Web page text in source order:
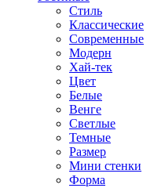
Стиль
Классические
Современные
Модерн
Хай-тек
Цвет
Белые
Венге
Светлые
Темные
Размер
Мини стенки
Форма